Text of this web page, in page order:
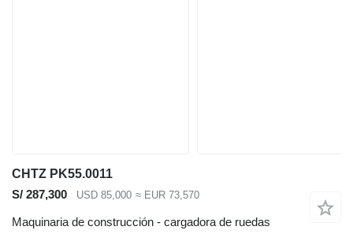
CHTZ PK55.0011
S/ 287,300
USD 85,000 ≈ EUR 73,570
Maquinaria de construcción - cargadora de ruedas